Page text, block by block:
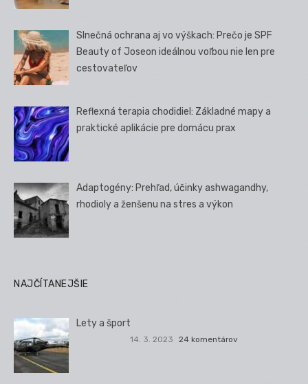
Slnečná ochrana aj vo výškach: Prečo je SPF
Beauty of Joseon ideálnou voľbou nie len pre
cestovateľov
Reflexná terapia chodidiel: Základné mapy a
praktické aplikácie pre domácu prax
Adaptogény: Prehľad, účinky ashwagandhy,
rhodioly a ženšenu na stres a výkon
NAJČÍTANEJŠIE
Lety a šport
14. 3. 2023 24 komentárov